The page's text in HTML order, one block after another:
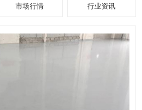
市场行情 行业资讯